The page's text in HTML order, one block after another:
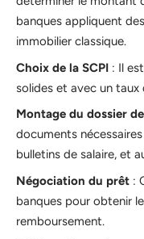
banques appliquent
immobilier classique.
Choix de la SCPI : Il
solides et avec un
Montage du dossier
documents
bulletins de salaire, et
Négociation du prêt :
banques pour obtenir
remboursement.